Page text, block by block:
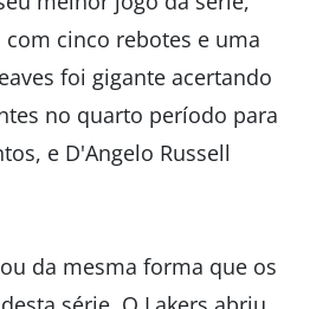
cinco rebotes e uma
foi gigante acertando
no quarto período para
e D'Angelo Russell
da mesma forma que os